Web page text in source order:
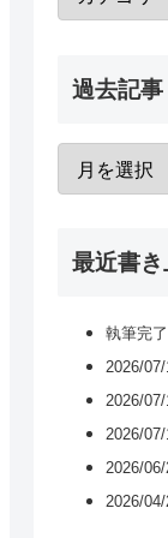
過去記事
最近書
執筆完
2026/
2026/
2026/
2026/
2026/